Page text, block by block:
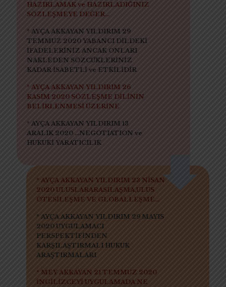
HAZIRLAMAK ve HAZIRLADIĞINIZ
SÖZLEŞMEYE DEĞER...
* AYÇA AKKAYAN YILDIRIM 29
TEMMUZ 2020 YABANCI DİLDEKİ
İFADELERİNİZ ANCAK ONLARI
NAKLEDEN SÖZCÜKLERİNİZ
KADAR İSABETLİ ve ETKİLİDİR
* AYÇA AKKAYAN YILDIRIM 26
KASIM 2020 SÖZLEŞME DİLİNİN
BELİRLENMESİ ÜZERİNE
* AYÇA AKKAYAN YILDIRIM 13
ARALIK 2020 ...NEGOTIATION ve
HUKUKİ YARATICILIK
* AYÇA AKKAYAN YILDIRIM 23 NİSAN
2020 ULUSLARARASILAŞMA,ULUS
ÖTESİLEŞME VE GLOBALLEŞME...
* AYÇA AKKAYAN YILDIRIM 29 MAYIS
2020 UYGULAMACI
PERSPEKTİFİNDEN
KARŞILAŞTIRMALI HUKUK
ARAŞTIRMALARI
* MEY AKKAYAN 21 TEMMUZ 2020
İNGİLİZCEYİ UYGULAMADA NE